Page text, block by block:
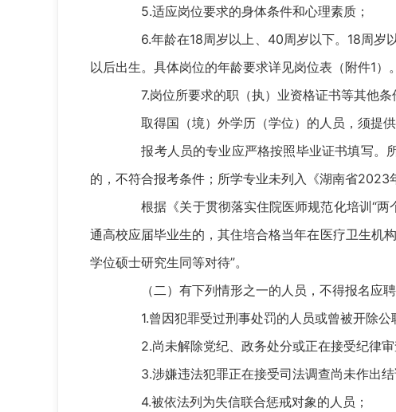
5.适应岗位要求的身体条件和心理素质；
6.年龄在18周岁以上、40周岁以下。18周岁
以后出生。具体岗位的年龄要求详见岗位表（附件1）。
7.岗位所要求的职（执）业资格证书等其他条
取得国（境）外学历（学位）的人员，须提供
报考人员的专业应严格按照毕业证书填写。
的，不符合报考条件；所学专业未列入《湖南省2023
根据《关于贯彻落实住院医师规范化培训“两
通高校应届毕业生的，其住培合格当年在医疗卫生机
学位硕士研究生同等对待”。
（二）有下列情形之一的人员，不得报名应聘
1.曾因犯罪受过刑事处罚的人员或曾被开除公
2.尚未解除党纪、政务处分或正在接受纪律审
3.涉嫌违法犯罪正在接受司法调查尚未作出结
4.被依法列为失信联合惩戒对象的人员；